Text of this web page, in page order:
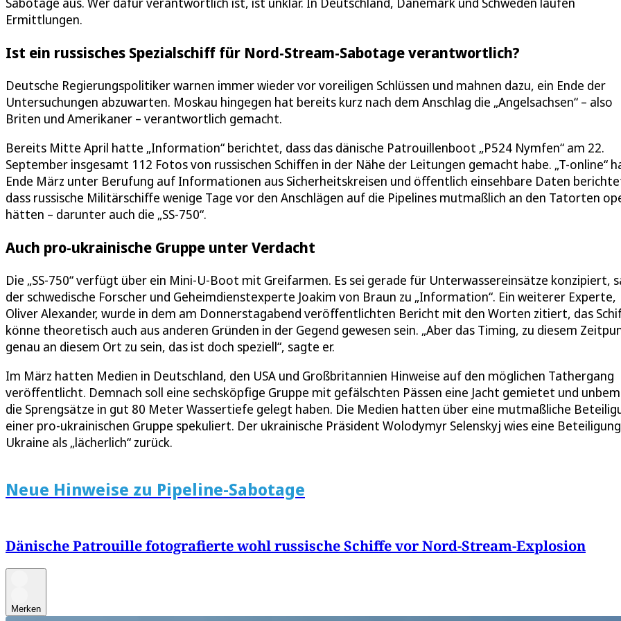
Ermittlungen.
Ist ein russisches Spezialschiff für Nord-Stream-Sabotage verantwortlich?
Deutsche Regierungspolitiker warnen immer wieder vor voreiligen Schlüssen und mahnen dazu, ein Ende der
Untersuchungen abzuwarten. Moskau hingegen hat bereits kurz nach dem Anschlag die „Angelsachsen“ – also
Briten und Amerikaner – verantwortlich gemacht.
Bereits Mitte April hatte „Information“ berichtet, dass das dänische Patrouillenboot „P524 Nymfen“ am 22.
September insgesamt 112 Fotos von russischen Schiffen in der Nähe der Leitungen gemacht habe. „T-online“
Ende März unter Berufung auf Informationen aus Sicherheitskreisen und öffentlich einsehbare Daten
dass russische Militärschiffe wenige Tage vor den Anschlägen auf die Pipelines mutmaßlich an den Tatorten
hätten – darunter auch die „SS-750“.
Auch pro-ukrainische Gruppe unter Verdacht
Die „SS-750“ verfügt über ein Mini-U-Boot mit Greifarmen. Es sei gerade für Unterwassereinsätze konzipiert,
der schwedische Forscher und Geheimdienstexperte Joakim von Braun zu „Information“. Ein weiterer Experte,
Oliver Alexander, wurde in dem am Donnerstagabend veröffentlichten Bericht mit den Worten zitiert, das
könne theoretisch auch aus anderen Gründen in der Gegend gewesen sein. „Aber das Timing, zu diesem
genau an diesem Ort zu sein, das ist doch speziell“, sagte er.
Im März hatten Medien in Deutschland, den USA und Großbritannien Hinweise auf den möglichen Tathergang
veröffentlicht. Demnach soll eine sechsköpfige Gruppe mit gefälschten Pässen eine Jacht gemietet und
die Sprengsätze in gut 80 Meter Wassertiefe gelegt haben. Die Medien hatten über eine mutmaßliche
einer pro-ukrainischen Gruppe spekuliert. Der ukrainische Präsident Wolodymyr Selenskyj wies eine
Ukraine als „lächerlich“ zurück.
Neue Hinweise zu Pipeline-Sabotage
Dänische Patrouille fotografierte wohl russische Schiffe vor Nord-Stream-Explosion
Merken